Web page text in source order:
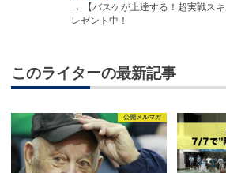
→
【バスケが上達する！超実戦ス
レゼント中！
このライターの最新記事
公開メルマガ